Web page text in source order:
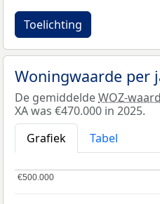
Toelichting
Woningwaarde per
De gemiddeldeWOZ-
XA was €470.000 in 2025.
Grafiek
Tabel
€500.000
€500.000